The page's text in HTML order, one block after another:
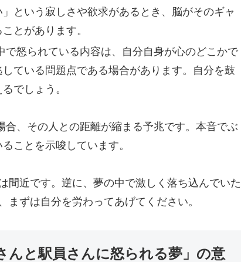
という寂しさや欲求があるとき、脳がそのギャ
とがあります。
で怒られている内容は、自分自身が心のどこかで
ている問題点である場合があります。自分を鼓
でしょう。
、その人との距離が縮まる予兆です。本音でぶ
ことを示唆しています。
間近です。逆に、夢の中で激しく落ち込んでいた
ずは自分を労わってあげてください。
んと駅員さんに怒られる夢」の意